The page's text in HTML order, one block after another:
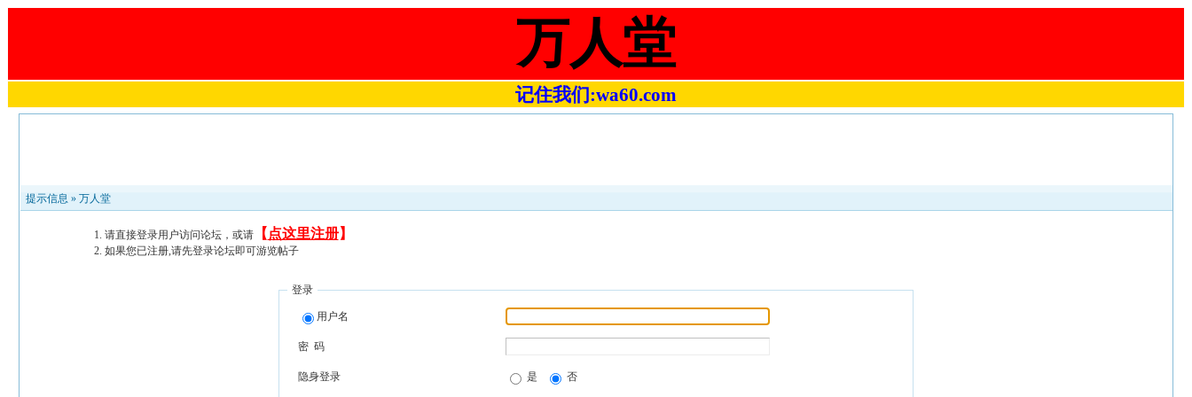
万人堂
记住我们:wa60.com
提示信息 » 万人堂
请直接登录用户访问论坛，或请【 点这里注册】
如果您已注册,请先登录论坛即可游览帖子
登录
用户名
密 码
隐身登录 是 否